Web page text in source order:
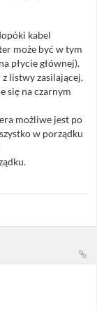
kabel
może być w tym
płycie głównej).
listwy zasilającej,
się na czarnym
możliwe jest po
w porządku